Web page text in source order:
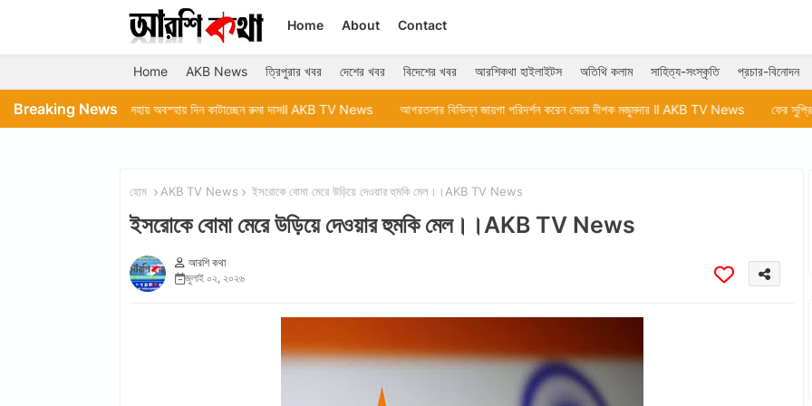
Home About Contact
Home AKB News ত্রিপুরার খবর দেশের খবর বিদেশের খবর আরশিকথা হাইলাইটস অতিথি কলাম সাহিত্য-সংস্কৃতি প্রচার-বিনোদন
Breaking News
নিয়ে অসহায় অবস্হায় দিন কাটাচ্ছেন রুমা দাসll AKB TV News আগরতলার বিভিন্ন জায়গা পরিদর্শন করেন মেয়র দীপক মজুমদার ll AKB TV News ফের সুপ্রিম কোর্টের দ্বারস্থ
হোম AKB TV News ইসরোকে বোমা মেরে উড়িয়ে দেওয়ার হুমকি মেল।।AKB TV News
ইসরোকে বোমা মেরে উড়িয়ে দেওয়ার হুমকি মেল।।AKB TV News
আরশি কথা
জুলাই ০২, ২০২৬